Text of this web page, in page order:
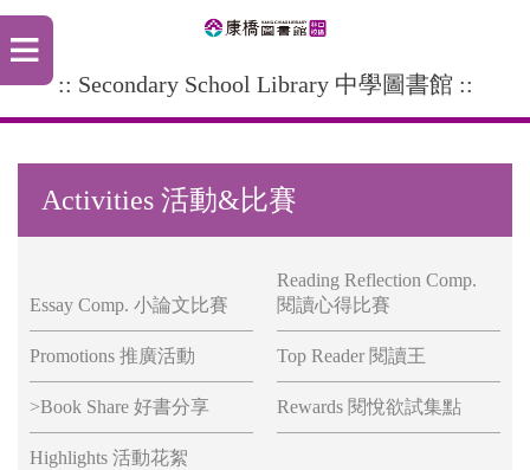
:: Secondary School Library 中學圖書館 ::
Activities 活動&比賽
Essay Comp. 小論文比賽
Reading Reflection Comp.
閱讀心得比賽
Promotions 推廣活動 Top Reader 閱讀王
>Book Share 好書分享 Rewards 閱悅欲試集點
Highlights 活動花絮